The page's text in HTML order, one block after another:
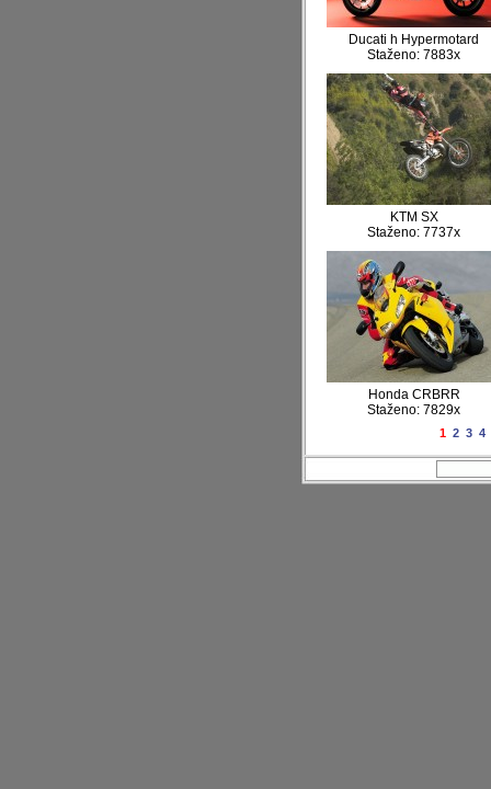
Ducati h Hypermotard
Staženo: 7883x
KTM SX
Staženo: 7737x
Honda CRBRR
Staženo: 7829x
1 2 3 4